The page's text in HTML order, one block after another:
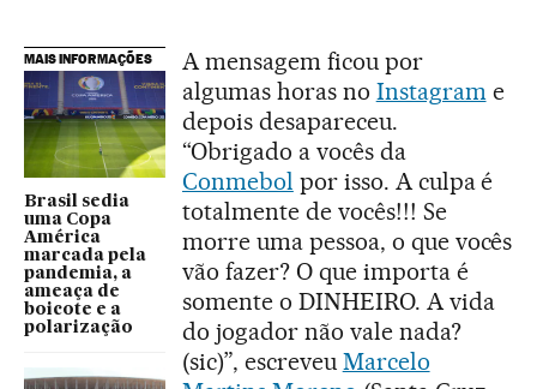
MAIS INFORMAÇÕES
Brasil sedia
uma Copa
América
marcada pela
pandemia, a
ameaça de
boicote e a
polarização
A mensagem ficou por
algumas horas no Instagrame
depois desapareceu.
“Obrigado a vocês da
Conmebol por isso. A culpa é
totalmente de vocês!!! Se
morre uma pessoa, o que vocês
vão fazer? O que importa é
somente o DINHEIRO. A vida
do jogador não vale nada?
(sic)”, escreveu Marcelo